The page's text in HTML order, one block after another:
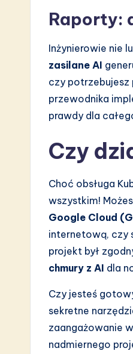
Raporty:
Inżynierowie nie
zasilane AI
czy
przewodnika
prawdy dla
Czy
Choć obsługa
wszystkim!
Google Cloud
internetową, czy
projekt był
chmury z AI dla
Czy jesteś
sekretne
zaangażowanie
nadmiernego